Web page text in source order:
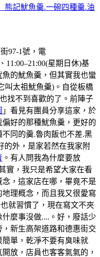
熊記魷魚羹.一碗四種羹.油
97-1號，電
11:00–21:00(星期日休)基
的魷魚羹，但其實我也蠻
叫太祖魷魚羹)。自從板橋
找不到喜歡的了。前陣子
」看見有團員分享這家，於
好的那種魷魚羹，更好的
同的羹.魯肉飯也不差.黑
的外，是家若然在我家附
。有人問我為什麼要放
實，我只是希望大家在看
，這家店在哪，畢竟不是
理概念，而且我又很愛寫
就習慣了，現在寫文不夾
麼事沒做....。好，廢話少
新生高架道路和德惠街交
單，乾淨不要有臭味就
放，店員也客客氣氣的，